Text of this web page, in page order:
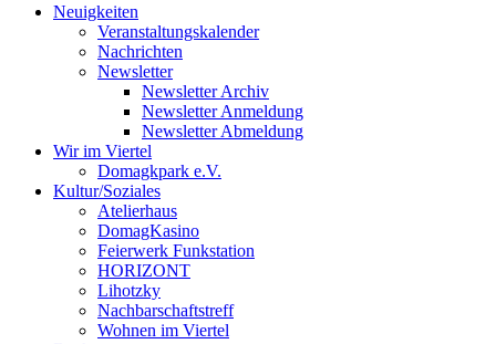
Neuigkeiten
Veranstaltungskalender
Nachrichten
Newsletter
Newsletter Archiv
Newsletter Anmeldung
Newsletter Abmeldung
Wir im Viertel
Domagkpark e.V.
Kultur/Soziales
Atelierhaus
DomagKasino
Feierwerk Funkstation
HORIZONT
Lihotzky
Nachbarschaftstreff
Wohnen im Viertel